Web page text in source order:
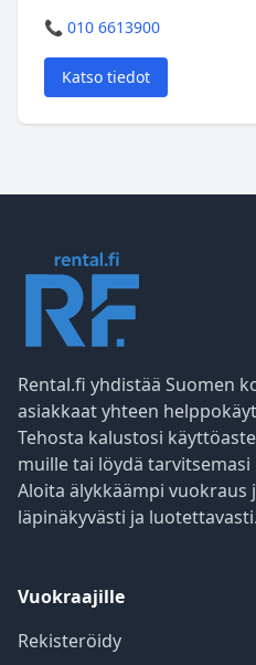
📞 010 6613900
Katso tiedot
Rental.fi yhdistää Suomen
asiakkaat yhteen
Tehosta kalustosi
muille tai löydä
Aloita älykkäämpi vuokraus
läpinäkyvästi ja luotettavasti.
Vuokraajille
Rekisteröidy